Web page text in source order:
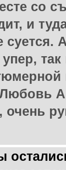
со
и
суется.
очень